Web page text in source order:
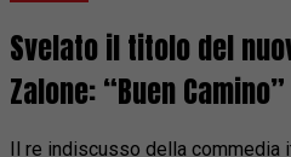
Svelato il titolo del
Zalone: “Buen Camino”
Il re indiscusso della commedia